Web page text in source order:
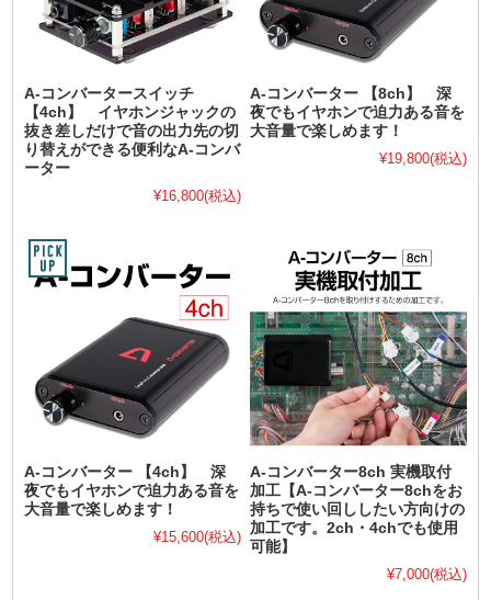
A-コンバータースイッチ
【4ch】 イヤホンジャックの
抜き差しだけで音の出力先の切
り替えができる便利なA-コンバ
ーター
¥16,800(税込)
A-コンバーター 【8ch】 深
夜でもイヤホンで迫力ある音を
大音量で楽しめます！
¥19,800(税込)
A-コンバーター 【4ch】 深
夜でもイヤホンで迫力ある音を
大音量で楽しめます！
¥15,600(税込)
A-コンバーター8ch 実機取付
加工【A-コンバーター8chをお
持ちで使い回ししたい方向けの
加工です。2ch・4chでも使用
可能】
¥7,000(税込)